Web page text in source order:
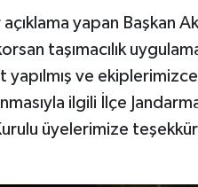
yapan Başkan
taşımacılık
ve
ilgili İlçe
üyelerimize teşekkür